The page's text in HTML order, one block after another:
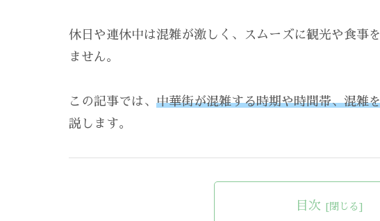
休日や連休中は混雑が激しく、スムーズに観光や食事
ません。
この記事では、 中華街が混雑する時期や時間帯、混雑
説します。
目次